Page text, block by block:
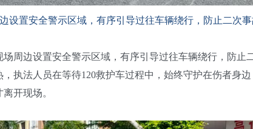
设置安全警示区域，有序引导过往车辆绕行，防止二次事
边设置安全警示区域，有序引导过往车辆绕行，防止
执法人员在等待120救护车过程中，始终守护在伤者身
开现场。